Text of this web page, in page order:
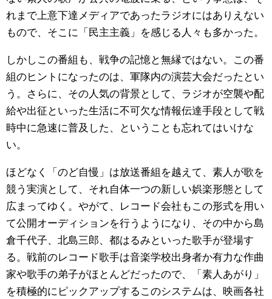
れまで上意下達メディアであったラジオにはありえない
もので、そこに「民主主義」を感じる人々も多かった。
しかしこの番組も、戦争の記憶と無縁ではない。この番
組のヒントになったのは、軍隊内の演芸大会だったとい
う。さらに、その人気の背景として、ラジオが空襲や配
給や出征といった生活に不可欠な情報伝達手段として戦
時中に急速に普及した、ということも忘れてはいけな
い。
ほどなく「のど自慢」は放送番組を越えて、素人が歌を
競う実演として、それ自体一つの新しい娯楽形態として
広まってゆく。やがて、レコード会社もこの形式を用い
て公開オーディションを行うようになり、その中から島
倉千代子、北島三郎、都はるみといった歌手が登場す
る。戦前のレコード歌手は音楽学校出身者か有力な作曲
家や歌手の弟子がほとんどだったので、「素人あがり」
を積極的にピックアップするこのシステムは、映画各社